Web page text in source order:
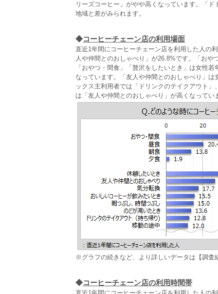
リーズコーヒー」がやや高くなっています。「
地域と差がみられます。
◆コーヒーチェーン店の利用場面
直近1年間にコーヒーチェーン店を利用した人の
人や仲間とのおしゃべり」が26.8%です。「お
「おやつ・間食」「贅沢をしたいとき」は女性
なっています。「友人や仲間とのおしゃべり」
ックス主利用者では「ドリンクのテイクアウト
は「友人や仲間とのおしゃべり」が高くなってい
※グラフの続きなど、より詳しいデータは【調査
◆コーヒーチェーン店の利用時間帯